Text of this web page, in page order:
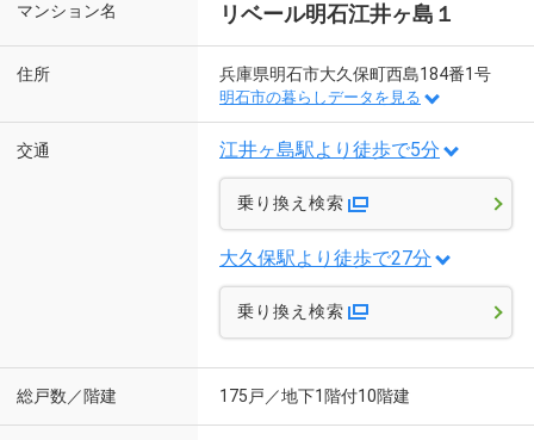
マンション名 リベール明石江井ヶ島１
住所 兵庫県明石市大久保町西島184番1号
明石市の暮らしデータを見る
交通 江井ヶ島駅より徒歩で5分
乗り換え検索
大久保駅より徒歩で27分
乗り換え検索
総戸数／階建 175戸／地下1階付10階建